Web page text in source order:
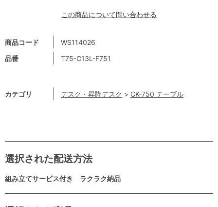
商品コード
WS114026
品番
T75-C13L-F751
カテゴリ デスク・昇降デスク > CK-750 テーブル
この商品について問い合わせる
選択された配送方法
組み立てサービス付き ラクラク納品